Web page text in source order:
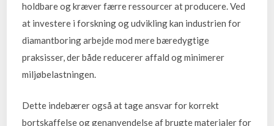
holdbare og kræver færre ressourcer at producere. Ved
at investere i forskning og udvikling kan industrien for
diamantboring arbejde mod mere bæredygtige
praksisser, der både reducerer affald og minimerer
miljøbelastningen.
Dette indebærer også at tage ansvar for korrekt
bortskaffelse og genanvendelse af brugte materialer for